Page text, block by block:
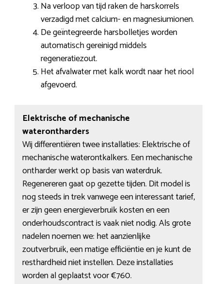
Na verloop van tijd raken de harskorrels
verzadigd met calcium- en magnesiumionen.
De geïntegreerde harsbolletjes worden
automatisch gereinigd middels
regeneratiezout.
Het afvalwater met kalk wordt naar het riool
afgevoerd.
Elektrische of mechanische
waterontharders
Wij differentiëren twee installaties: Elektrische of
mechanische waterontkalkers. Een mechanische
ontharder werkt op basis van waterdruk.
Regenereren gaat op gezette tijden. Dit model is
nog steeds in trek vanwege een interessant tarief,
er zijn geen energieverbruik kosten en een
onderhoudscontract is vaak niet nodig. Als grote
nadelen noemen we: het aanzienlijke
zoutverbruik, een matige efficiëntie en je kunt de
resthardheid niet instellen. Deze installaties
worden al geplaatst voor €760.